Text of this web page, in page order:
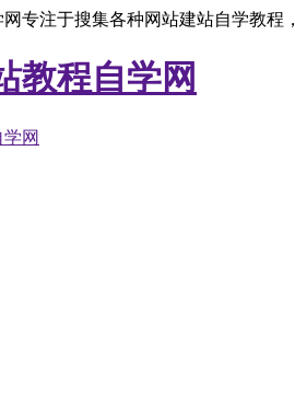
专注于搜集各种网站建站自学教